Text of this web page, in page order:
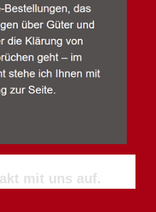
mit uns auf.